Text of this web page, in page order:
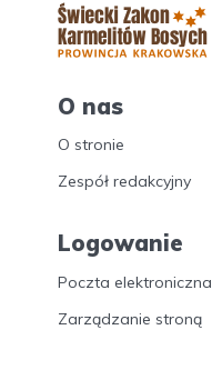
O nas
O stronie
Zespół redakcyjny
Logowanie
Poczta elektroniczna
Zarządzanie stroną